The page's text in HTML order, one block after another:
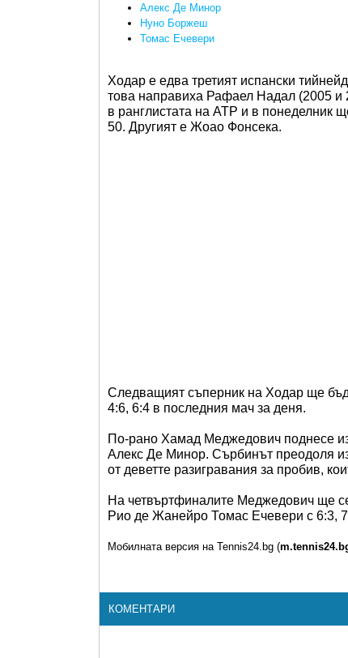
Алекс Де Минор
Нуно Боржеш
Томас Ечевери
Ходар е едва третият испански
това направиха Рафаел Надал (2005 и
в ранглистата на ATP и в понеделник
50. Другият е Жоао Фонсека.
Следващият съперник на Ходар ще
4:6, 6:4 в последния мач за деня.
По-рано Хамад Меджедович поднесе
Алекс Де Минор. Сърбинът преодоля
от деветте разигравания за пробив,
На четвъртфиналите Меджедович ще
Рио де Жанейро Томас Ечевери с 6:3,
Мобилната версия на Tennis24.bg (
КОМЕНТАРИ